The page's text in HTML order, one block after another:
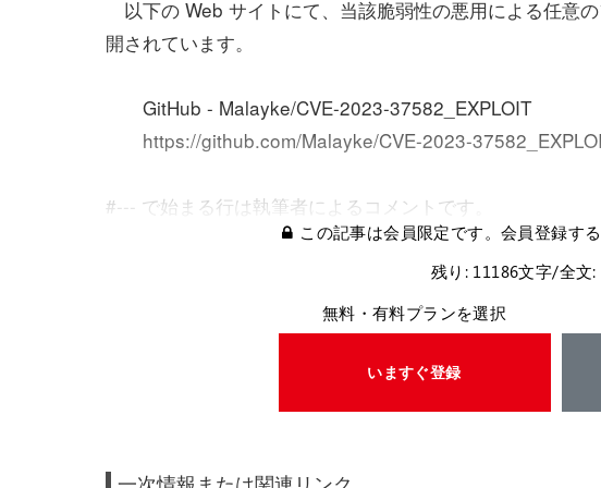
以下の Web サイトにて、当該脆弱性の悪用による任意
開されています。
GitHub - Malayke/CVE-2023-37582_EXPLOIT
https://github.com/Malayke/CVE-2023-
#--- で始まる行は執筆者によるコメントです。
この記事は会員限定です。会員登録す
残り: 11186文字/全文
無料・有料プランを選択
いますぐ登録